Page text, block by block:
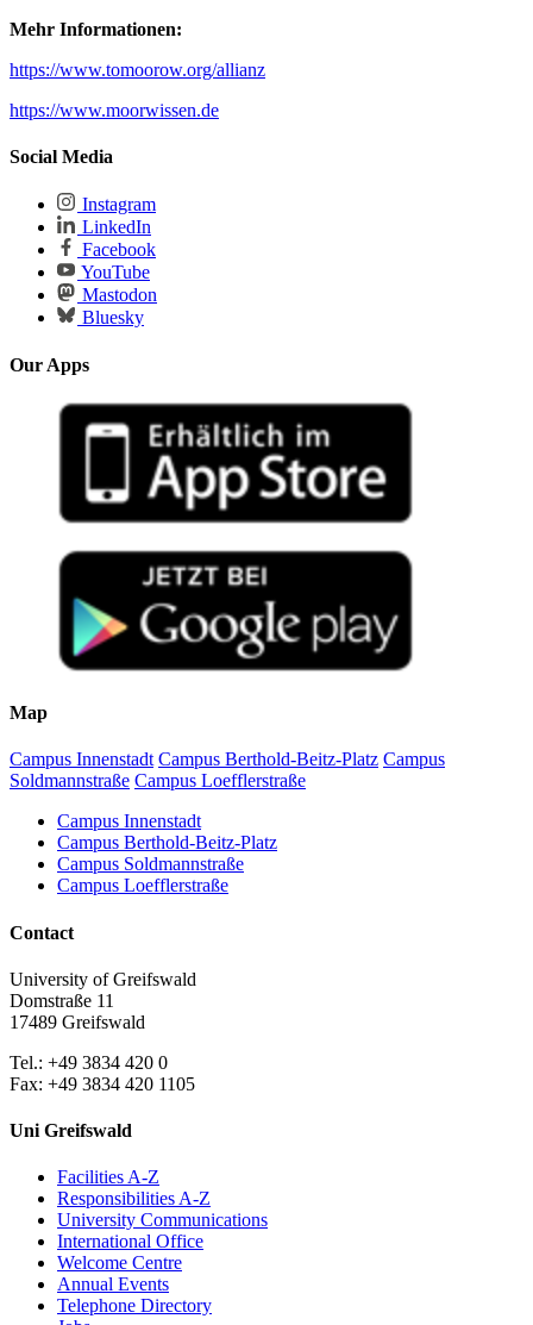
Mehr Informationen:
https://www.tomoorow.org/allianz
https://www.moorwissen.de
Social Media
Instagram
LinkedIn
Facebook
YouTube
Mastodon
Bluesky
Our Apps
Map
Campus Innenstadt Campus Berthold-Beitz-Platz Campus
Soldmannstraße Campus Loefflerstraße
Campus Innenstadt
Campus Berthold-Beitz-Platz
Campus Soldmannstraße
Campus Loefflerstraße
Contact
University of Greifswald
Domstraße 11
17489 Greifswald
Tel.: +49 3834 420 0
Fax: +49 3834 420 1105
Uni Greifswald
Facilities A-Z
Responsibilities A-Z
University Communications
International Office
Welcome Centre
Annual Events
Telephone Directory